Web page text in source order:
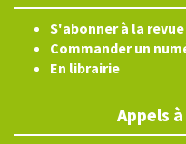
S'abonner à la revue
Commander un
En librairie
Appels